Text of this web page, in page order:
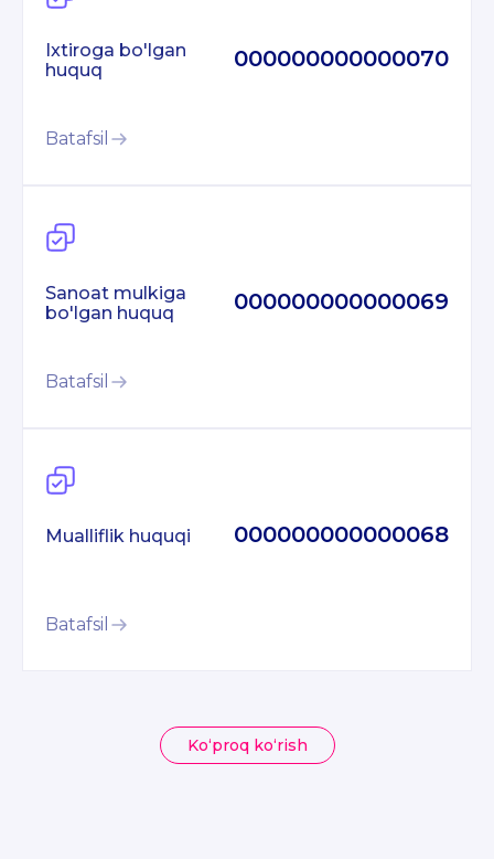
Ixtiroga bo'lgan
huquq
000000000000070
Batafsil
Sanoat mulkiga
bo'lgan huquq
000000000000069
Batafsil
Mualliflik huquqi 000000000000068
Batafsil
Ko‘proq ko‘rish